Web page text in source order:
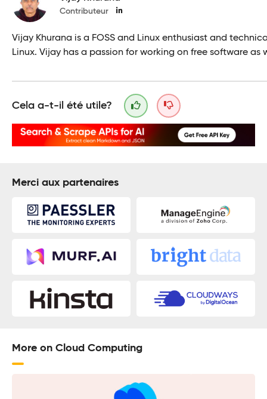
Contributeur
Vijay Khurana is a FOSS and Linux enthusiast and
Linux. Vijay has a passion for working on free software
Cela a-t-il été utile?
Merci aux partenaires
More on Cloud Computing